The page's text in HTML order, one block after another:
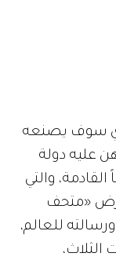
سوف يصنعه
عليه دولة
والتي
«متحف
للعالم،